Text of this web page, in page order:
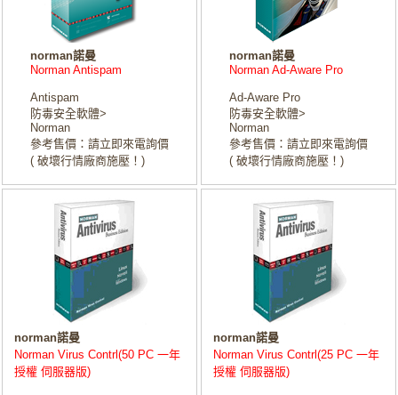
norman諾曼
Norman Antispam
Antispam
防毒安全軟體>
Norman
參考售價：請立即來電詢價
( 破壞行情廠商施壓！)
norman諾曼
Norman Ad-Aware Pro
Ad-Aware Pro
防毒安全軟體>
Norman
參考售價：請立即來電詢價
( 破壞行情廠商施壓！)
norman諾曼
Norman Virus Contrl(50 PC 一年
授權 伺服器版)
norman諾曼
Norman Virus Contrl(25 PC 一年
授權 伺服器版)